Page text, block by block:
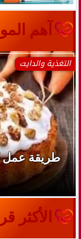
آهم
التغذية والدايت
طريقة عمل
الأكثر